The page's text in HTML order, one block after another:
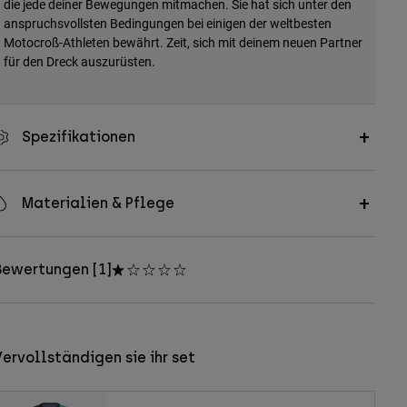
die jede deiner Bewegungen mitmachen. Sie hat sich unter den
anspruchsvollsten Bedingungen bei einigen der weltbesten
Motocroß-Athleten bewährt. Zeit, sich mit deinem neuen Partner
für den Dreck auszurüsten.
Spezifikationen
Materialien & Pflege
[1]
sie ihr set